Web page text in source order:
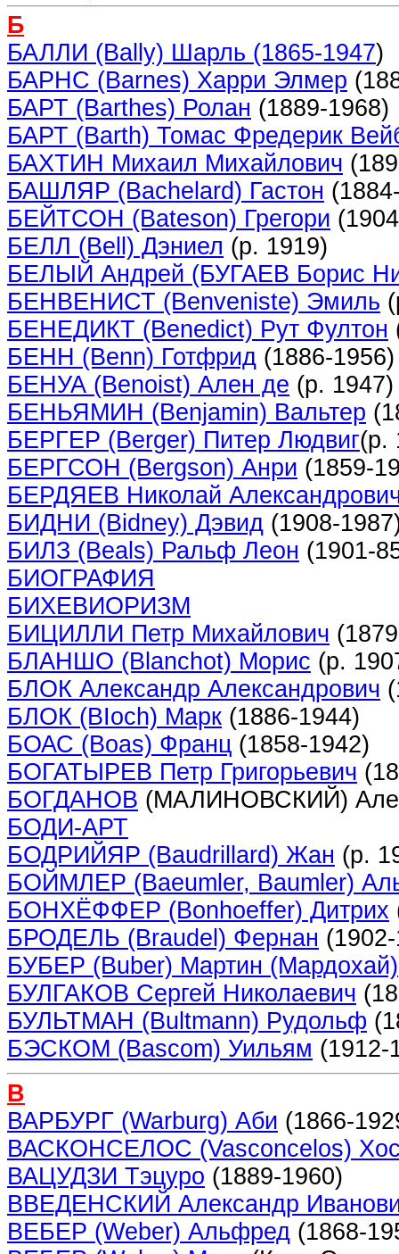
Б
БАЛЛИ (Bally) Шарль (1865-1947)
БАРНС (Barnes) Харри Элмер
БАРТ (Barthes) Ролан (1889-1968)
БАРТ (Barth) Томас Фредерик
БАХТИН Михаил Михайлович
БАШЛЯР (Bachelard) Гастон
БЕЙТСОН (Bateson) Грегори
БЕЛЛ (Bell) Дэниел (р. 1919)
БЕЛЫЙ Андрей (БУГАЕВ Борис
БЕНВЕНИСТ (Benveniste) Эмиль
БЕНЕДИКТ (Benedict) Рут Фултон
БЕНН (Benn) Готфрид (1886-1956)
БЕНУА (Benoist) Ален де (р. 1947)
БЕНЬЯМИН (Benjamin) Вальтер
БЕРГЕР (Berger) Питер Людвиг(р.
БЕРГСОН (Bergson) Анри (1859-
БЕРДЯЕВ Николай
БИДНИ (Bidney) Дэвид (1908-
БИЛЗ (Beals) Ральф Леон (1901-
БИОГРАФИЯ
БИХЕВИОРИЗМ
БИЦИЛЛИ Петр Михайлович
БЛАНШО (Blanchot) Морис (р.
БЛОК Александр Александрович
БЛОК (BIoch) Марк (1886-1944)
БОАС (Boas) Франц (1858-1942)
БОГАТЫРЕВ Петр Григорьевич
БОГДАНОВ (МАЛИНОВСКИЙ)
БОДИ-АРТ
БОДРИЙЯР (Baudrillard) Жан (p.
БОЙМЛЕР (Baeumler, Baumler)
БОНХЁФФЕР (Bonhoeffer) Дитрих
БРОДЕЛЬ (Braudel) Фернан
БУБЕР (Buber) Мартин (Мардохай)
БУЛГАКОВ Сергей Николаевич
БУЛЬТМАН (Bultmann) Рудольф
БЭСКОМ (Bascom) Уильям (1912-
В
ВАРБУРГ (Warburg) Аби (1866-
ВАСКОНСЕЛОС (Vasconcelos)
ВАЦУДЗИ Тэцуро (1889-1960)
ВВЕДЕНСКИЙ Александр
ВЕБЕР (Weber) Альфред (1868-